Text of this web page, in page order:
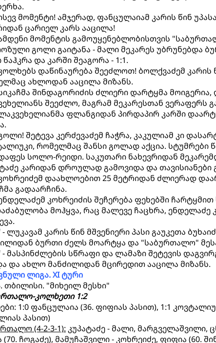
მომენტი! ამჯერად, ფანცულაიამ კარის წინ
ცარიელ კარს ააცილა!
მომენტის გამოუყენებლობისთვის
გოლი გაიტანა - მალი მეკარეს უბრუნებდა
წაჰკრა და კარში შეაგორა - 1:1.
დაწინაურება შეეძლოთ! ბოლქვაძემ კარის
ახლოდან ააცილა მიზანს.
შინდაგორიძის ძლიერი დარტყმა მოიგერია,
შეეძლო, მაგრამ მეკარესთან ვერაფერს
ფლანგიდან პირდაპირ კარში
შეტევა კერძევაძემ ჩაჭრა, კაკულიამ კი
რომელმაც შანსი გოლად აქცია. სტუმრები
სოლო-რეიდი. საკუთარი ნახევრიდან
კარიდან დროულად გამოვიდა და თავისიანები
დაახლოებით 25 მეტრიდან ძლიერად
გადაარჩინა.
კოხრეიძის შეჩერება ფეხებში
მოჰყვა, რაც მალევე ჩაცხრა, ენდელაძე
- ლუკავამ კარის წინ მშვენიერი პასი გაუკეთა
ბურთი ძელს მოარტყა და "საბურთალო"
- მასპინძლების სწრაფი და ლამაზი შეტევის
და ახლო მანძილიდან მცირედით ააცილა მიზანს.
ლიგა. XI ტური
თბილისი. "მიხეილ მესხი"
კოლხეთი 1:2
1:0 ფანცულაია (36. ფიფიას პასით), 1:1
პასით)
(4-2-3-1): კუპატაძე - მალი, მარგველაშვილი,
(70. ჩოგაძე), მამუჩაშვილი - კოხრეიძე, ფიფია (60.